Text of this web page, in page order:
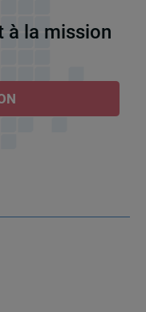
à la mission